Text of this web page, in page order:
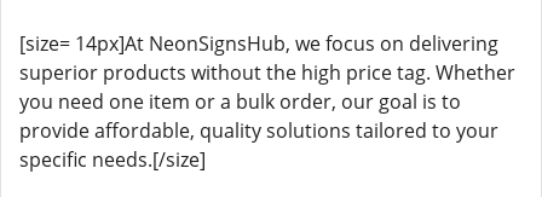
[size= 14px]At NeonSignsHub, we focus on delivering
superior products without the high price tag. Whether
you need one item or a bulk order, our goal is to
provide affordable, quality solutions tailored to your
specific needs.[/size]